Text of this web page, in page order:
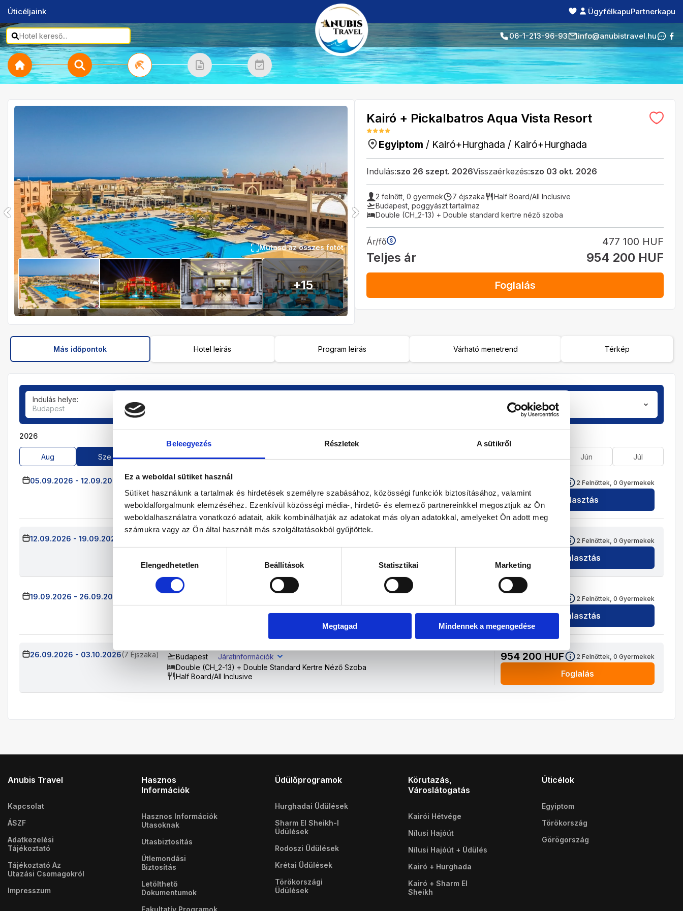
Beleegyezés Részletek A sütikről
Ez a weboldal sütiket használ
Sütiket használunk a tartalmak és hirdetések személyre szabásához, közösségi funkciók biztosításához, valamint
weboldalforgalmunk elemzéséhez. Ezenkívül közösségi média-, hirdető- és elemező partnereinkkel megosztjuk az Ön
weboldalhasználatra vonatkozó adatait, akik kombinálhatják az adatokat más olyan adatokkal, amelyeket Ön adott meg
számukra vagy az Ön által használt más szolgáltatásokból gyűjtöttek.
kiválasztásaElengedhetetlen Beállítások Statisztikai Marketing
Megtagad Mindennek a megengedése
Úticéljaink ÜgyfélkapuPartnerkapu
06-1-213-96-93 info@anubistravel.hu
Mutasd az összes fotót
+15
Kairó + Pickalbatros Aqua Vista Resort
Egyiptom / Kairó+Hurghada / Kairó+Hurghada
Indulás:szo 26 szept. 2026Visszaérkezés:szo 03 okt. 2026
2 felnőtt,0 gyermek 7 éjszaka
Half Board/All Inclusive
Budapest poggyászt tartalmaz
Double (CH_2-13) + Double standard kertre néző szoba
Ár/fő 477 100 HUF
Teljes ár 954 200 HUF
Foglalás
Más időpontok Hotel leírás Program leírás Várható menetrend Térkép
Indulás helye:
Budapest
2 / 0
2026
Aug Sze Okt Nov Jún Júl
05.09.2026 - 12.09.2026 (7 Éjszaka)
Double (CH_2-13) + Double Standard Kertre Néző Szoba
Half Board/All Inclusive
2 Felnőttek, 0 Gyermekek
Kiválasztás
12.09.2026 - 19.09.2026
Half Board/All Inclusive
2 Felnőttek, 0 Gyermekek
Kiválasztás
19.09.2026 - 26.09.2026 2 Felnőttek, 0 Gyermekek
Kiválasztás
26.09.2026 - 03.10.2026(7 Éjszaka) Budapest
Járatinformációk
Double (CH_2-13) + Double Standard Kertre Néző Szoba
Half Board/All Inclusive
954 200 HUF 2 Felnőttek, 0 Gyermekek
Foglalás
Anubis Travel
Kapcsolat
ÁSZF
Adatkezelési
Tájékoztató
Tájékoztató Az
Utazási Csomagokról
Impresszum
Hasznos
Információk
Hasznos Információk
Utasoknak
Utasbiztosítás
Útlemondási
Biztosítás
Letölthető
Dokumentumok
Fakultatív Programok
Üdülőprogramok
Hurghadai Üdülések
Sharm El Sheikh-I
Üdülések
Rodoszi Üdülések
Krétai Üdülések
Törökországi
Üdülések
Körutazás,
Városlátogatás
Kairói Hétvége
Nílusi Hajóút
Nílusi Hajóút + Üdülés
Kairó + Hurghada
Kairó + Sharm El
Sheikh
Úticélok
Egyiptom
Törökország
Görögország